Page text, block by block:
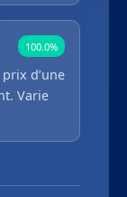
100.0%
d’une
Varie